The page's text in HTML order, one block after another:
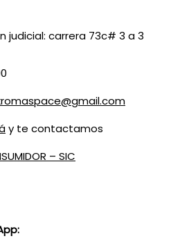
judicial: carrera 73c# 3 a 3
y te contactamos
– SIC